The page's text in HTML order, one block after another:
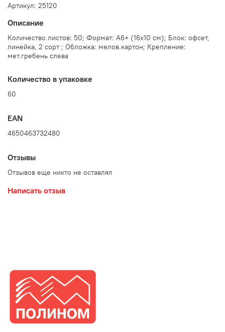
Артикул: 25120
Описание
Количество листов: 50; Формат: А6+ (16х10 см); Блок: офсет,
линейка, 2 сорт ; Обложка: мелов.картон; Крепление:
мет.гребень слева
Количество в упаковке
60
EAN
4650463732480
Отзывы
Отзывов еще никто не оставлял
Написать отзыв